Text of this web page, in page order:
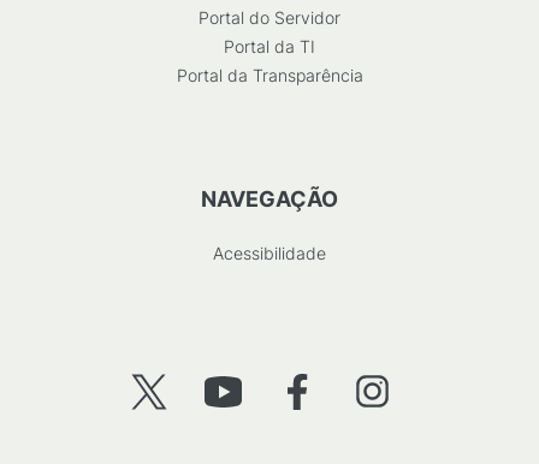
Portal do Servidor
Portal da TI
Portal da Transparência
NAVEGAÇÃO
Acessibilidade